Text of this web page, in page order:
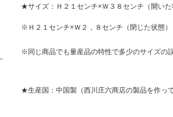
★サイズ：Ｈ２１センチ×Ｗ３８センチ（開いた
※Ｈ２１センチ×Ｗ２，８センチ（閉じた状態）
※同じ商品でも量産品の特性で多少のサイズの
★生産国：中国製（西川庄六商店の製品を作っ